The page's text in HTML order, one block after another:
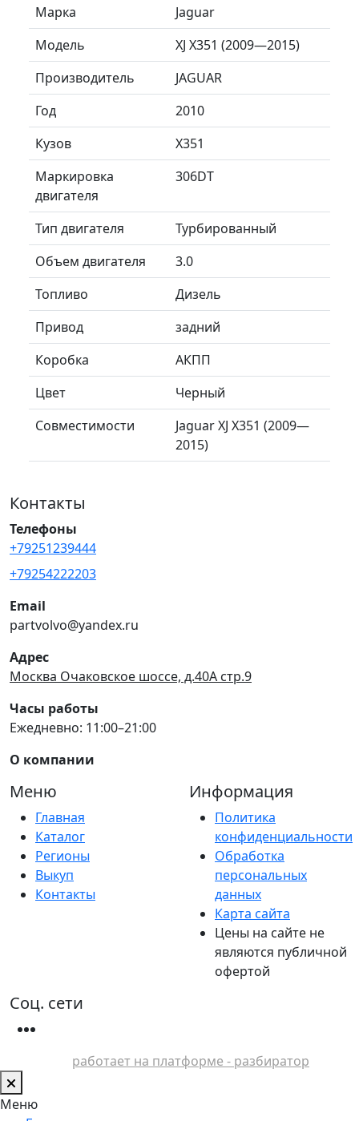
Марка
Jaguar
Модель
XJ X351 (2009—2015)
Производитель
JAGUAR
Год
2010
Кузов
X351
Маркировка
двигателя
306DT
Тип двигателя
Турбированный
Объем двигателя
3.0
Топливо
Дизель
Привод
задний
Коробка
АКПП
Цвет
Черный
Совместимости
Jaguar XJ X351 (2009—
2015)
Контакты
Телефоны
+79251239444
+79254222203
Email
partvolvo@yandex.ru
Адрес
Москва Очаковское шоссе, д.40А стр.9
Часы работы
Ежедневно: 11:00–21:00
О компании
Меню
Главная
Каталог
Регионы
Выкуп
Контакты
Информация
Политика
конфиденциальности
Обработка
персональных
данных
Карта сайта
Цены на сайте не
являются публичной
офертой
Соц. сети
работает на платформе - разбиратор
Меню